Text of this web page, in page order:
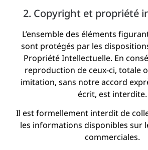
2. Copyright et propriété
L’ensemble des éléments
sont protégés par les
Propriété Intellectuelle. En
reproduction de ceux-ci, totale
imitation, sans notre accord
écrit, est interdite.
Il est formellement interdit de
les informations disponibles sur
commerciales.